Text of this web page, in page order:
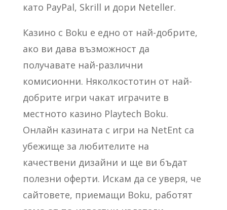
като PayPal, Skrill и дори Neteller.
Казино с Boku е едно от най-добрите,
ако ви дава възможност да
получавате най-различни
комисионни. Няколкостотин от най-
добрите игри чакат играчите в
местното казино Playtech Boku.
Онлайн казината с игри на NetEnt са
убежище за любителите на
качествени дизайни и ще ви бъдат
полезни оферти. Искам да се уверя, че
сайтовете, приемащи Boku, работят